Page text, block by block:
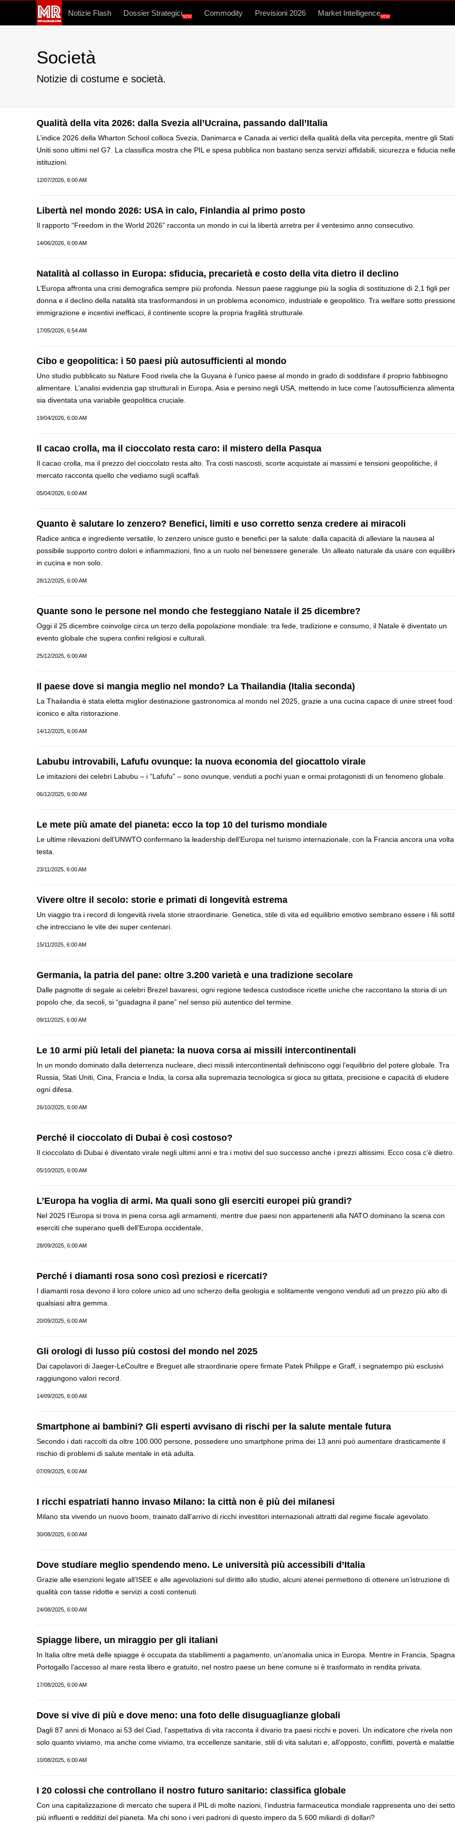
Notizie Flash Dossier StrategiciNEW Commodity Previsioni 2026 Market IntelligenceNEW
Società
Notizie di costume e società.
Qualità della vita 2026: dalla Svezia all’Ucraina, passando dall’Italia
L’indice 2026 della Wharton School colloca Svezia, Danimarca e Canada ai vertici della qualità della vita percepita, mentre gli Stati
Uniti sono ultimi nel G7. La classifica mostra che PIL e spesa pubblica non bastano senza servizi affidabili, sicurezza e fiducia nelle
istituzioni.
12/07/2026, 6:00 AM
Libertà nel mondo 2026: USA in calo, Finlandia al primo posto
Il rapporto “Freedom in the World 2026” racconta un mondo in cui la libertà arretra per il ventesimo anno consecutivo.
14/06/2026, 6:00 AM
Natalità al collasso in Europa: sfiducia, precarietà e costo della vita dietro il declino
L’Europa affronta una crisi demografica sempre più profonda. Nessun paese raggiunge più la soglia di sostituzione di 2,1 figli per
donna e il declino della natalità sta trasformandosi in un problema economico, industriale e geopolitico. Tra welfare sotto
immigrazione e incentivi inefficaci, il continente scopre la propria fragilità strutturale.
17/05/2026, 6:54 AM
Cibo e geopolitica: i 50 paesi più autosufficienti al mondo
Uno studio pubblicato su Nature Food rivela che la Guyana è l’unico paese al mondo in grado di soddisfare il proprio fabbisogno
alimentare. L’analisi evidenzia gap strutturali in Europa, Asia e persino negli USA, mettendo in luce come l’autosufficienza
sia diventata una variabile geopolitica cruciale.
19/04/2026, 6:00 AM
Il cacao crolla, ma il cioccolato resta caro: il mistero della Pasqua
Il cacao crolla, ma il prezzo del cioccolato resta alto. Tra costi nascosti, scorte acquistate ai massimi e tensioni geopolitiche, il
mercato racconta quello che vediamo sugli scaffali.
05/04/2026, 6:00 AM
Quanto è salutare lo zenzero? Benefici, limiti e uso corretto senza credere ai miracoli
Radice antica e ingrediente versatile, lo zenzero unisce gusto e benefici per la salute: dalla capacità di alleviare la nausea al
possibile supporto contro dolori e infiammazioni, fino a un ruolo nel benessere generale. Un alleato naturale da usare con
in cucina e non solo.
28/12/2025, 6:00 AM
Quante sono le persone nel mondo che festeggiano Natale il 25 dicembre?
Oggi il 25 dicembre coinvolge circa un terzo della popolazione mondiale: tra fede, tradizione e consumo, il Natale è diventato un
evento globale che supera confini religiosi e culturali.
25/12/2025, 6:00 AM
Il paese dove si mangia meglio nel mondo? La Thailandia (Italia seconda)
La Thailandia è stata eletta miglior destinazione gastronomica al mondo nel 2025, grazie a una cucina capace di unire street food
iconico e alta ristorazione.
14/12/2025, 6:00 AM
Labubu introvabili, Lafufu ovunque: la nuova economia del giocattolo virale
Le imitazioni dei celebri Labubu – i “Lafufu” – sono ovunque, venduti a pochi yuan e ormai protagonisti di un fenomeno globale.
06/12/2025, 6:00 AM
Le mete più amate del pianeta: ecco la top 10 del turismo mondiale
Le ultime rilevazioni dell’UNWTO confermano la leadership dell’Europa nel turismo internazionale, con la Francia ancora una
testa.
23/11/2025, 6:00 AM
Vivere oltre il secolo: storie e primati di longevità estrema
Un viaggio tra i record di longevità rivela storie straordinarie. Genetica, stile di vita ed equilibrio emotivo sembrano essere i fili
che intrecciano le vite dei super centenari.
15/11/2025, 6:00 AM
Germania, la patria del pane: oltre 3.200 varietà e una tradizione secolare
Dalle pagnotte di segale ai celebri Brezel bavaresi, ogni regione tedesca custodisce ricette uniche che raccontano la storia di un
popolo che, da secoli, si “guadagna il pane” nel senso più autentico del termine.
09/11/2025, 6:00 AM
Le 10 armi più letali del pianeta: la nuova corsa ai missili intercontinentali
In un mondo dominato dalla deterrenza nucleare, dieci missili intercontinentali definiscono oggi l’equilibrio del potere globale. Tra
Russia, Stati Uniti, Cina, Francia e India, la corsa alla supremazia tecnologica si gioca su gittata, precisione e capacità di eludere
ogni difesa.
26/10/2025, 6:00 AM
Perché il cioccolato di Dubai è così costoso?
Il cioccolato di Dubai è diventato virale negli ultimi anni e tra i motivi del suo successo anche i prezzi altissimi. Ecco cosa c’è
05/10/2025, 6:00 AM
L’Europa ha voglia di armi. Ma quali sono gli eserciti europei più grandi?
Nel 2025 l’Europa si trova in piena corsa agli armamenti, mentre due paesi non appartenenti alla NATO dominano la scena con
eserciti che superano quelli dell’Europa occidentale,
28/09/2025, 6:00 AM
Perché i diamanti rosa sono così preziosi e ricercati?
I diamanti rosa devono il loro colore unico ad uno scherzo della geologia e solitamente vengono venduti ad un prezzo più alto di
qualsiasi altra gemma.
20/09/2025, 6:00 AM
Gli orologi di lusso più costosi del mondo nel 2025
Dai capolavori di Jaeger-LeCoultre e Breguet alle straordinarie opere firmate Patek Philippe e Graff, i segnatempo più esclusivi
raggiungono valori record.
14/09/2025, 6:00 AM
Smartphone ai bambini? Gli esperti avvisano di rischi per la salute mentale futura
Secondo i dati raccolti da oltre 100.000 persone, possedere uno smartphone prima dei 13 anni può aumentare drasticamente il
rischio di problemi di salute mentale in età adulta.
07/09/2025, 6:00 AM
I ricchi espatriati hanno invaso Milano: la città non è più dei milanesi
Milano sta vivendo un nuovo boom, trainato dall’arrivo di ricchi investitori internazionali attratti dal regime fiscale agevolato.
30/08/2025, 6:00 AM
Dove studiare meglio spendendo meno. Le università più accessibili d’Italia
Grazie alle esenzioni legate all’ISEE e alle agevolazioni sul diritto allo studio, alcuni atenei permettono di ottenere un’istruzione di
qualità con tasse ridotte e servizi a costi contenuti.
24/08/2025, 6:00 AM
Spiagge libere, un miraggio per gli italiani
In Italia oltre metà delle spiagge è occupata da stabilimenti a pagamento, un’anomalia unica in Europa. Mentre in Francia,
Portogallo l’accesso al mare resta libero e gratuito, nel nostro paese un bene comune si è trasformato in rendita privata.
17/08/2025, 6:00 AM
Dove si vive di più e dove meno: una foto delle disuguaglianze globali
Dagli 87 anni di Monaco ai 53 del Ciad, l’aspettativa di vita racconta il divario tra paesi ricchi e poveri. Un indicatore che rivela non
solo quanto viviamo, ma anche come viviamo, tra eccellenze sanitarie, stili di vita salutari e, all’opposto, conflitti, povertà e
10/08/2025, 6:00 AM
I 20 colossi che controllano il nostro futuro sanitario: classifica globale
Con una capitalizzazione di mercato che supera il PIL di molte nazioni, l’industria farmaceutica mondiale rappresenta uno dei
più influenti e redditizi del pianeta. Ma chi sono i veri padroni di questo impero da 5.600 miliardi di dollari?